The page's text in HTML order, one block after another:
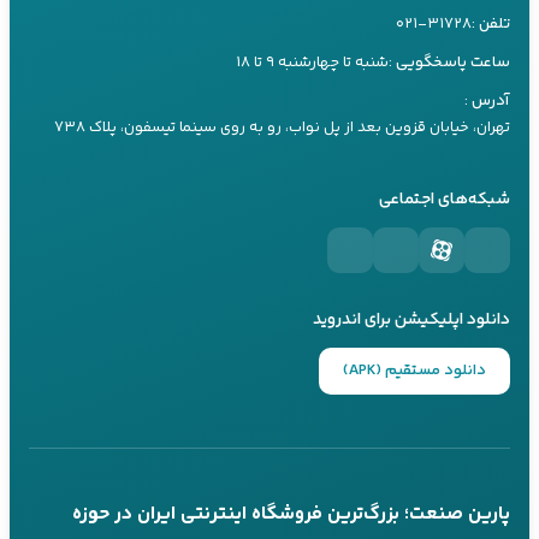
راهنمای خرید باتری
راهنمای خرید یو پی اس
راهنمای خرید اینورتر
آموزش نصب و راه‌اندازی
سرویس و نگهداری
راهنما های کاربردی
تلفن :۰۲۱-۳۱۷۲۸
ساعت پاسخگویی :شنبه تا چهارشنبه ۹ تا ۱۸
آدرس :
تهران، خیابان قزوین بعد از پل نواب، رو به روی سینما تیسفون، پلاک ۷۳۸
شبکه‌های اجتماعی
دانلود اپلیکیشن برای اندروید
دانلود مستقیم (APK)
پارین صنعت؛ بزرگ‌ترین فروشگاه اینترنتی ایران در حوزه
کارشناس ۲
تماس تلفنی بله
کارشناس ۳
09197660249
پاسخگویی 24 ساعته از طریق بله
تماس تلفنی در ساعات کاری
کانال بله
@parinsanat
کانال تلگرام
@parinsanat